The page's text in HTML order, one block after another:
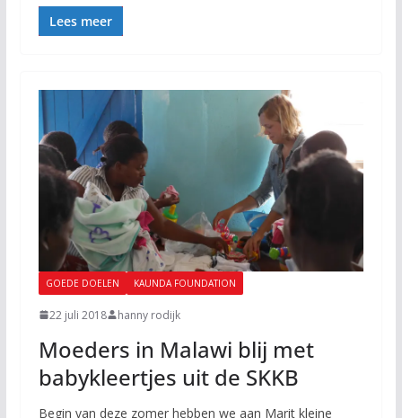
Lees meer
GOEDE DOELEN KAUNDA FOUNDATION
22 juli 2018 hanny rodijk
Moeders in Malawi blij met
babykleertjes uit de SKKB
Begin van deze zomer hebben we aan Marit kleine